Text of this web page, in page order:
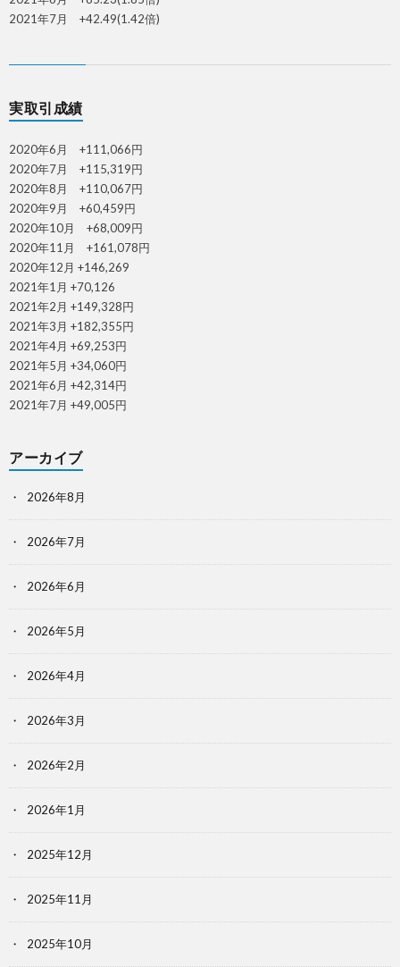
2021年7月 +42.49(1.42倍)
実取引成績
2020年6月 +111,066円
2020年7月 +115,319円
2020年8月 +110,067円
2020年9月 +60,459円
2020年10月 +68,009円
2020年11月 +161,078円
2020年12月 +146,269
2021年1月 +70,126
2021年2月 +149,328円
2021年3月 +182,355円
2021年4月 +69,253円
2021年5月 +34,060円
2021年6月 +42,314円
2021年7月 +49,005円
アーカイブ
2026年8月
2026年7月
2026年6月
2026年5月
2026年4月
2026年3月
2026年2月
2026年1月
2025年12月
2025年11月
2025年10月